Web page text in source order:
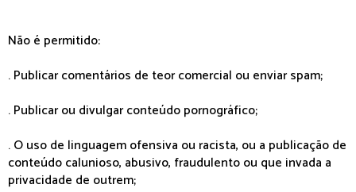
Não é permitido:
. Publicar comentários de teor comercial ou enviar spam;
. Publicar ou divulgar conteúdo pornográfico;
. O uso de linguagem ofensiva ou racista, ou a publicação de
conteúdo calunioso, abusivo, fraudulento ou que invada a
privacidade de outrem;